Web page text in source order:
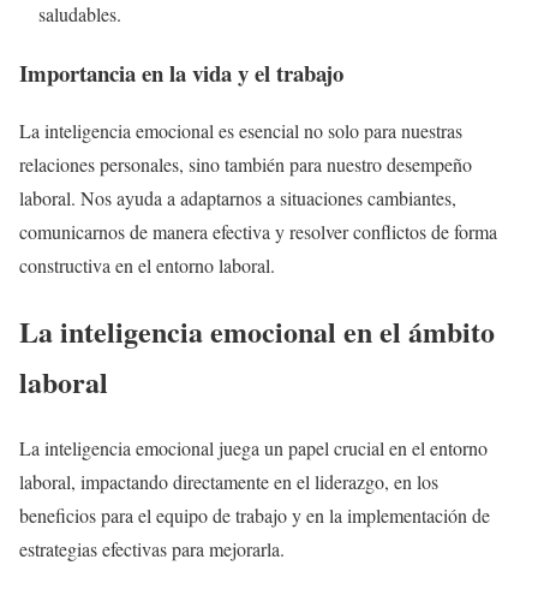
saludables.
Importancia en la vida y el trabajo
La inteligencia emocional es esencial no solo para nuestras
relaciones personales, sino también para nuestro desempeño
laboral. Nos ayuda a adaptarnos a situaciones cambiantes,
comunicarnos de manera efectiva y resolver conflictos de forma
constructiva en el entorno laboral.
La inteligencia emocional en el ámbito
laboral
La inteligencia emocional juega un papel crucial en el entorno
laboral, impactando directamente en el liderazgo, en los
beneficios para el equipo de trabajo y en la implementación de
estrategias efectivas para mejorarla.